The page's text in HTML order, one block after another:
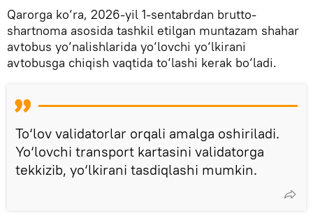
Qarorga ko‘ra, 2026-yil 1-sentabrdan brutto-
shartnoma asosida tashkil etilgan muntazam shahar
avtobus yo‘nalishlarida yo‘lovchi yo‘lkirani
avtobusga chiqish vaqtida to‘lashi kerak bo‘ladi.
To‘lov validatorlar orqali amalga oshiriladi.
Yo‘lovchi transport kartasini validatorga
tekkizib, yo‘lkirani tasdiqlashi mumkin.